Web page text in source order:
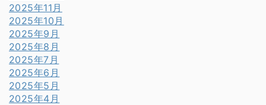
2025年11月
2025年10月
2025年9月
2025年8月
2025年7月
2025年6月
2025年5月
2025年4月